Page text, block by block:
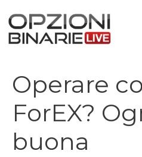
contenuto
Operare
ForEX?
buona